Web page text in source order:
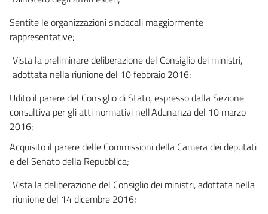
Sentite le organizzazioni sindacali maggiormente
rappresentative;
Vista la preliminare deliberazione del Consiglio dei ministri,
adottata nella riunione del 10 febbraio 2016;
Udito il parere del Consiglio di Stato, espresso dalla Sezione
consultiva per gli atti normativi nell'Adunanza del 10 marzo
2016;
Acquisito il parere delle Commissioni della Camera dei deputati
e del Senato della Repubblica;
Vista la deliberazione del Consiglio dei ministri, adottata nella
riunione del 14 dicembre 2016;